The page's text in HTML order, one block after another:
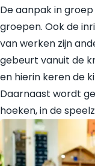
De aanpak in
groepen. Ook de
van werken zijn
gebeurt vanuit de
en hierin keren de
Daarnaast wordt
hoeken, in de